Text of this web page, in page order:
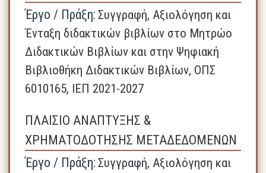
Έργο / Πράξη: Συγγραφή, Αξιολόγηση και
Ένταξη διδακτικών βιβλίων στο Μητρώο
Διδακτικών Βιβλίων και στην Ψηφιακή
Βιβλιοθήκη Διδακτικών Βιβλίων, ΟΠΣ
6010165, ΙΕΠ 2021-2027
ΠΛΑΙΣΙΟ ΑΝΑΠΤΥΞΗΣ &
ΧΡΗΜΑΤΟΔΟΤΗΣΗΣ ΜΕΤΑΔΕΔΟΜΕΝΩΝ
Έργο / Πράξη: Συγγραφή, Αξιολόγηση και